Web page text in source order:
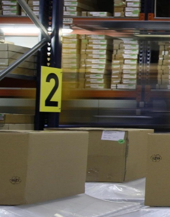
储
货
架|
超
货
架|
重
型
货
架
制
造
网